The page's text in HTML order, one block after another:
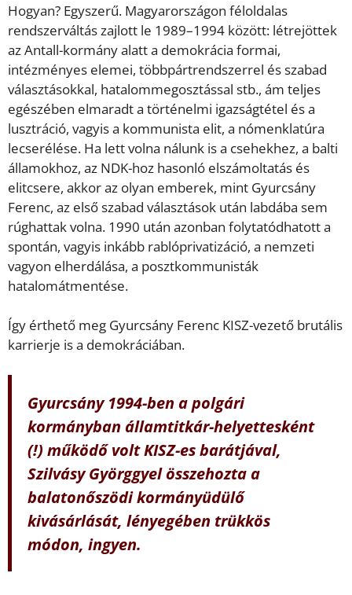
Hogyan? Egyszerű. Magyarországon féloldalas
rendszerváltás zajlott le 1989–1994 között: létrejöttek
az Antall-kormány alatt a demokrácia formai,
intézményes elemei, többpártrendszerrel és szabad
választásokkal, hatalommegosztással stb., ám teljes
egészében elmaradt a történelmi igazságtétel és a
lusztráció, vagyis a kommunista elit, a nómenklatúra
lecserélése. Ha lett volna nálunk is a csehekhez, a balti
államokhoz, az NDK-hoz hasonló elszámoltatás és
elitcsere, akkor az olyan emberek, mint Gyurcsány
Ferenc, az első szabad választások után labdába sem
rúghattak volna. 1990 után azonban folytatódhatott a
spontán, vagyis inkább rablóprivatizáció, a nemzeti
vagyon elherdálása, a posztkommunisták
hatalomátmentése.
Így érthető meg Gyurcsány Ferenc KISZ-vezető brutális
karrierje is a demokráciában.
Gyurcsány 1994-ben a polgári
kormányban államtitkár-helyettesként
(!) működő volt KISZ-es barátjával,
Szilvásy Györggyel összehozta a
balatonőszödi kormányüdülő
kivásárlását, lényegében trükkös
módon, ingyen.